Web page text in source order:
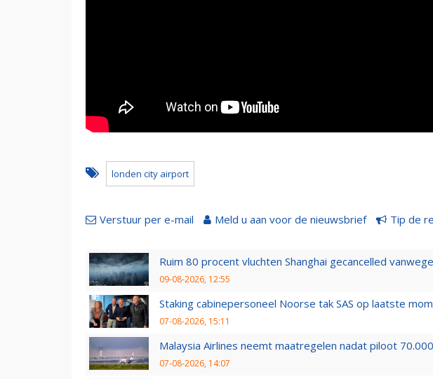
londen city airport
Verstuur per e-mail Meld u aan voor de nieuwsbrief Tip de
Ruim 80 procent vluchten Shanghai gecancelled
09-08-2026, 12:55
Staking cabinepersoneel Noorse tak SAS op laatste
07-08-2026, 15:11
Malaysia Airlines neemt maatregelen nadat piloot
07-08-2026, 14:07